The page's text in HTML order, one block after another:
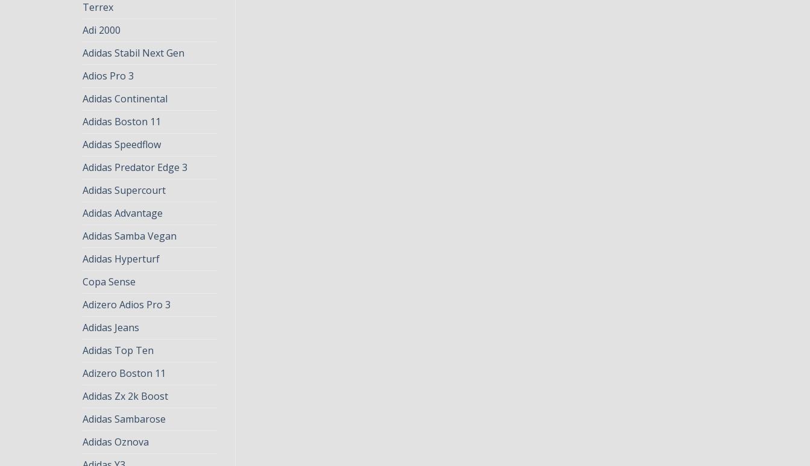
Terrex
Adi 2000
Adidas Stabil Next Gen
Adios Pro 3
Adidas Continental
Adidas Boston 11
Adidas Speedflow
Adidas Predator Edge 3
Adidas Supercourt
Adidas Advantage
Adidas Samba Vegan
Adidas Hyperturf
Copa Sense
Adizero Adios Pro 3
Adidas Jeans
Adidas Top Ten
Adizero Boston 11
Adidas Zx 2k Boost
Adidas Sambarose
Adidas Oznova